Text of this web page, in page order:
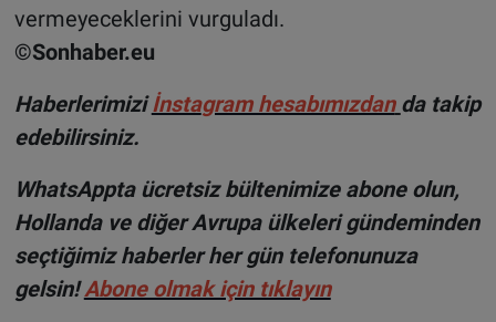
vermeyeceklerini vurguladı.
©Sonhaber.eu
Haberlerimizi İnstagram hesabımızdan da takip
edebilirsiniz.
WhatsAppta ücretsiz bültenimize abone olun,
Hollanda ve diğer Avrupa ülkeleri gündeminden
seçtiğimiz haberler her gün telefonunuza
gelsin!Abone olmak için tıklayın